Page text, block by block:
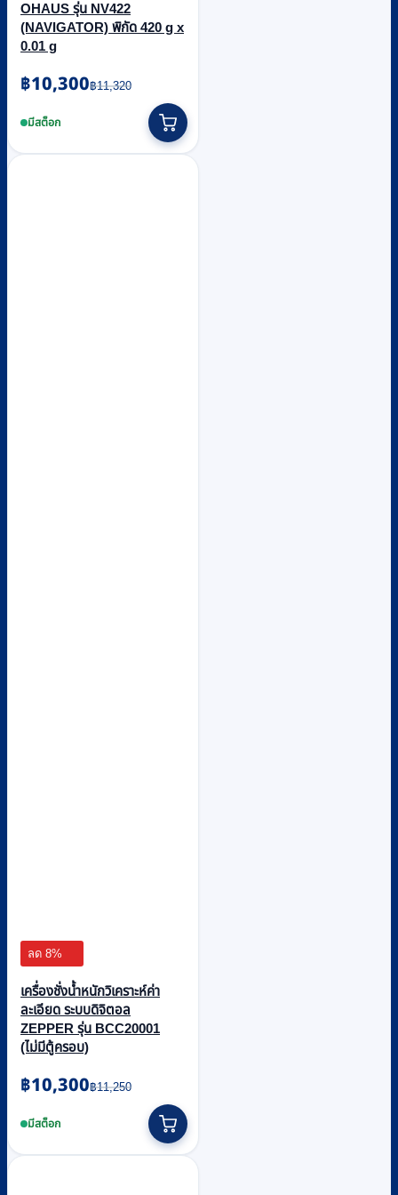
OHAUS รุ่น NV422
(NAVIGATOR) พิกัด 420 g x
0.01 g
฿11,320
Original
price
was:
฿10,300
Current
price
is:มีสต็อก
ลด 8%
เครื่องชั่งน้ำหนักวิเคราะห์ค่า
ละเอียด ระบบดิจิตอล
ZEPPER รุ่น BCC20001
(ไม่มีตู้ครอบ)
฿11,250
Original
price
was:
฿10,300
Current
price
is:มีสต็อก